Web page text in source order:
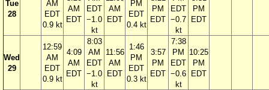
Tue
28
AM
EDT
0.9 kt
AM
EDT
EDT
−1.0
kt
AM
EDT
PM
EDT
0.4 kt
PM
EDT
EDT
−0.7
kt
PM
EDT
Wed
29
12:59
AM
EDT
0.9 kt
4:09
AM
EDT
8:03
AM
EDT
−1.0
kt
11:56
AM
EDT
1:46
PM
EDT
0.3 kt
3:57
PM
EDT
7:38
PM
EDT
−0.6
kt
10:25
PM
EDT